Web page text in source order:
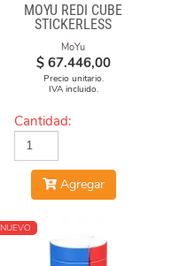
MOYU REDI CUBE
STICKERLESS
MoYu
$ 67.446,00
Precio unitario.
IVA incluido.
Cantidad:
Agregar
NUEVO